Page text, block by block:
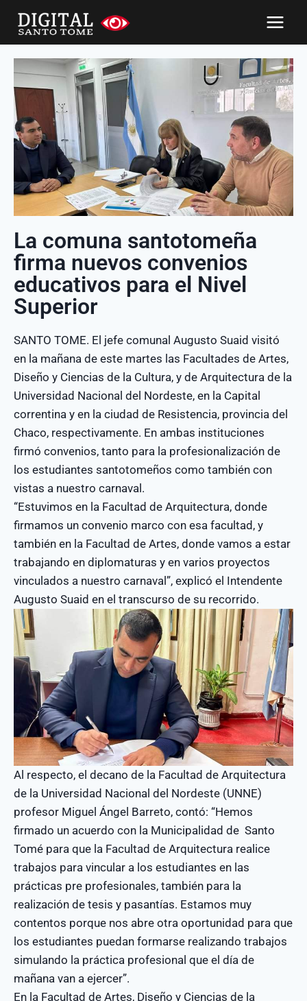
La comuna santotomeña
firma nuevos convenios
educativos para el Nivel
Superior
SANTO TOME. El jefe comunal Augusto Suaid visitó
en la mañana de este martes las Facultades de Artes,
Diseño y Ciencias de la Cultura, y de Arquitectura de la
Universidad Nacional del Nordeste, en la Capital
correntina y en la ciudad de Resistencia, provincia del
Chaco, respectivamente. En ambas instituciones
firmó convenios, tanto para la profesionalización de
los estudiantes santotomeños como también con
vistas a nuestro carnaval.
“Estuvimos en la Facultad de Arquitectura, donde
firmamos un convenio marco con esa facultad, y
también en la Facultad de Artes, donde vamos a estar
trabajando en diplomaturas y en varios proyectos
vinculados a nuestro carnaval”, explicó el Intendente
Augusto Suaid en el transcurso de su recorrido.
Al respecto, el decano de la Facultad de Arquitectura
de la Universidad Nacional del Nordeste (UNNE)
profesor Miguel Ángel Barreto, contó: “Hemos
firmado un acuerdo con la Municipalidad de Santo
Tomé para que la Facultad de Arquitectura realice
trabajos para vincular a los estudiantes en las
prácticas pre profesionales, también para la
realización de tesis y pasantías. Estamos muy
contentos porque nos abre otra oportunidad para que
los estudiantes puedan formarse realizando trabajos
simulando la práctica profesional que el día de
mañana van a ejercer”.
En la Facultad de Artes, Diseño y Ciencias de la